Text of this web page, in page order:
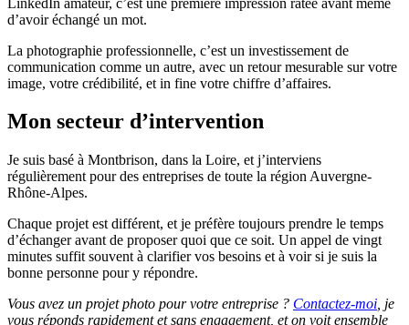
d’avoir échangé un mot.
La photographie professionnelle, c’est un investissement de
communication comme un autre, avec un retour mesurable sur votre
image, votre crédibilité, et in fine votre chiffre d’affaires.
Mon secteur d’intervention
Je suis basé à Montbrison, dans la Loire, et j’interviens
régulièrement pour des entreprises de toute la région Auvergne-
Rhône-Alpes.
Chaque projet est différent, et je préfère toujours prendre le temps
d’échanger avant de proposer quoi que ce soit. Un appel de vingt
minutes suffit souvent à clarifier vos besoins et à voir si je suis la
bonne personne pour y répondre.
Vous avez un projet photo pour votre entreprise ? Contactez-moi , je
vous réponds rapidement et sans engagement, et on voit ensemble